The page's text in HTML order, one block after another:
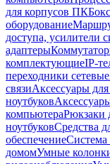
для корпусов ПК
оборудование
доступа, усилители
адаптеры
комплектующиеIP-
переходники сетевые
связиАксессуары
ноутбуков
компьютераРюкзаки
ноутбуковСредства
обеспечение
домомУмные